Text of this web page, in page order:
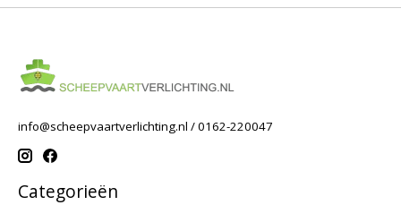
info@scheepvaartverlichting.nl / 0162-220047
Categorieën